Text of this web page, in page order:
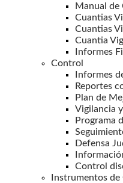
Manual de
Cuantias
Cuantias
Cuantia
Informes
Control
Informes
Reportes
Plan de
Vigilancia
Programa
Defensa
Control
Instrumentos de